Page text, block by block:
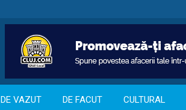
DE VAZUT DE FACUT CULTURAL